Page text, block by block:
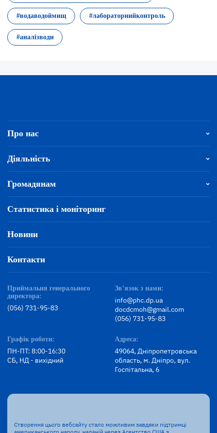
#водаводоймищ #лабораторнийконтроль
#аналізводи
Про нас
Діяльність
Громадянам
Статистика і моніторинг
Новини
Контакти
Приймальня генерального
директора:
(056) 731-95-83
Зв’язок з нами:
info@phc.dp.ua
docdcmoh@gmail.com
(056) 731-95-83
Графік роботи:
ПН-ПТ: 8:00-16:30
СБ, НД - вихідний
Адреса:
49064, Дніпропетровська
область, м. Дніпро, вул.
Госпітальна, 6
Створення цього вебсайту стало можливим завдяки підтримці